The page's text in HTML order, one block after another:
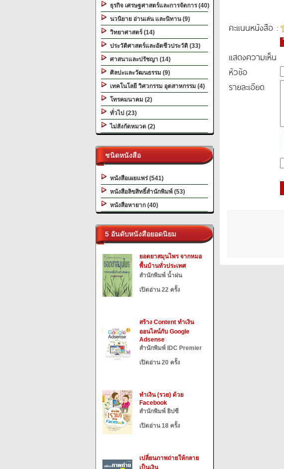
ธุรกิจ เศรษฐศาสตร์และการจัดการ (40)
นวนิยาย อ่านเล่น และนิทาน (9)
วิทยาศาสตร์ (14)
ประวัติศาสตร์และอัตชีวประวัติ (33)
ศาสนาและปรัชญา (14)
ศิลปะและวัฒนธรรม (9)
เทคโนโลยี วิศวกรรม อุตสาหกรรม (4)
โทรคมนาคม (2)
ทั่วไป (23)
ไม่สังกัดหมวด (2)
ชนิดหนังสือ
หนังสือเผยแพร่ (541)
หนังสือลิขสิทธิ์สำนักพิมพ์ (53)
หนังสือหายาก (40)
5 อันดับหนังสือยอดนิยม
ยอดยาสมุนไพร จากหมอ
พื้นบ้านทั่วประเทศ
สำนักพิมพ์ น้ำฝน
เปิดอ่าน 22 ครั้ง
สร้าง Content ทำเงิน
ออนไลน์กับ Google
Adsense
สำนักพิมพ์ IDC Premier
เปิดอ่าน 20 ครั้ง
ทำเงิน (รวย) ด้วย
Facebook
สำนักพิมพ์ ยิปซี
เปิดอ่าน 18 ครั้ง
เปลี่ยนภาพถ่ายให้กลาย
เป็นเงิน
คะแนนหนังสือ :
แสดงความเห็น
หัวข้อ
รายละเอียด